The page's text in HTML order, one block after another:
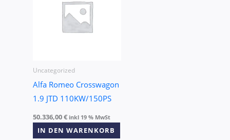
Uncategorized
Alfa Romeo Crosswagon
1.9 JTD 110KW/150PS
50.336,00€ inkl 19 % MwSt
IN DEN WARENKORB